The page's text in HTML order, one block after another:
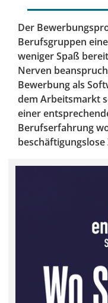
Der
Berufsgruppen
weniger Spaß
Nerven
Bewerbung als
dem Arbeitsmarkt
einer
Berufserfahrung